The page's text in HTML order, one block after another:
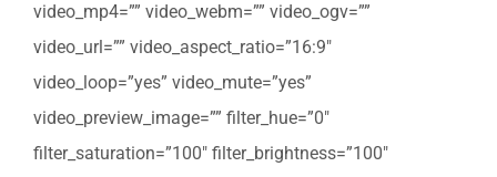
video_mp4=”” video_webm=”” video_ogv=””
video_url=”” video_aspect_ratio=”16:9″
video_loop=”yes” video_mute=”yes”
video_preview_image=”” filter_hue=”0″
filter_saturation=”100″ filter_brightness=”100″